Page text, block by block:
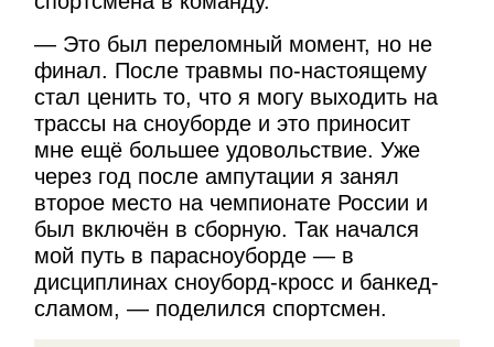
— Это был переломный момент, но не
финал. После травмы по-настоящему
стал ценить то, что я могу выходить на
трассы на сноуборде и это приносит
мне ещё большее удовольствие. Уже
через год после ампутации я занял
второе место на чемпионате России и
был включён в сборную. Так начался
мой путь в парасноуборде — в
дисциплинах сноуборд-кросс и банкед-
сламом, — поделился спортсмен.